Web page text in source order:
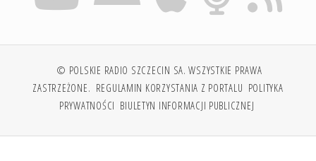
© POLSKIE RADIO SZCZECIN SA. WSZYSTKIE PRAWA
ZASTRZEŻONE. REGULAMIN KORZYSTANIA Z PORTALU POLITYKA
PRYWATNOŚCI BIULETYN INFORMACJI PUBLICZNEJ